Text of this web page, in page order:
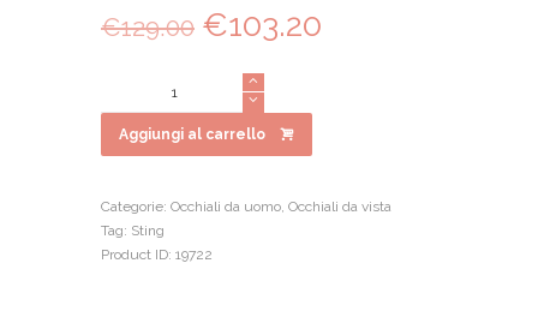
€129.00 Il
prezzo
originale
era:
€129.00.
€103.20
quantità
Aggiungi al carrello
Categorie: Occhiali da uomo, Occhiali da vista
Tag: Sting
Product ID: 19722